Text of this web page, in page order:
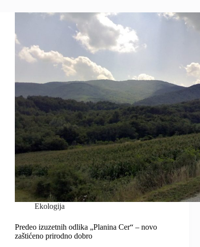
Ekologija
Predeo izuzetnih odlika „Planina Cer“ – novo
zaštićeno prirodno dobro